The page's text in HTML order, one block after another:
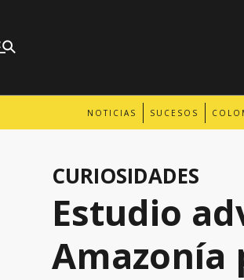
NOTICIAS SUCESOS
CURIOSIDADES
Estudio
Amazonía